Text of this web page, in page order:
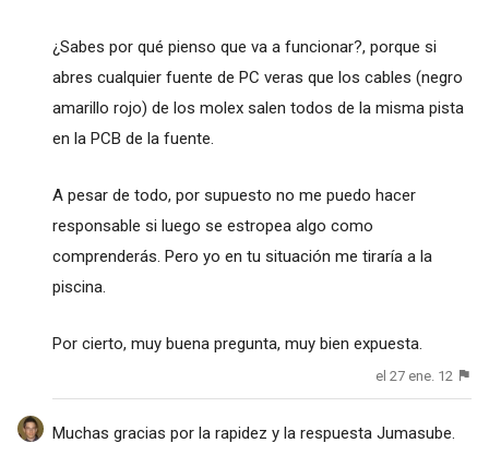
¿Sabes por qué pienso que va a funcionar?, porque si
abres cualquier fuente de PC veras que los cables (negro
amarillo rojo) de los molex salen todos de la misma pista
en la PCB de la fuente.
A pesar de todo, por supuesto no me puedo hacer
responsable si luego se estropea algo como
comprenderás. Pero yo en tu situación me tiraría a la
piscina.
Por cierto, muy buena pregunta, muy bien expuesta.
el 27 ene. 12
Muchas gracias por la rapidez y la respuesta Jumasube.